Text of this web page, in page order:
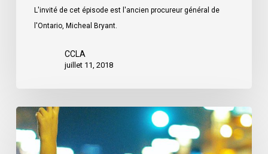
L'invité de cet épisode est l'ancien procureur général de
l'Ontario, Micheal Bryant.
CCLA
juillet 11, 2018
L’ACLC
rend
hommage